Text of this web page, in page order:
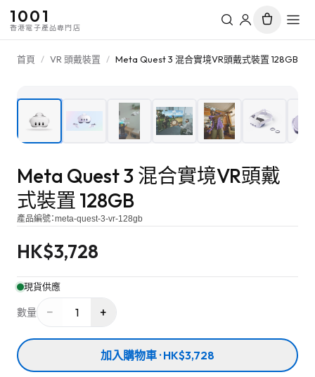
1001
香港電子產品專門店
首頁 / VR 頭戴裝置 / Meta Quest 3 混合實境VR頭戴式裝置 128GB
Meta Quest 3 混合實境VR頭戴
式裝置 128GB
產品編號：meta-quest-3-vr-128gb
HK$3,728
現貨供應
數量 − 1 +
加入購物車 · HK$3,728